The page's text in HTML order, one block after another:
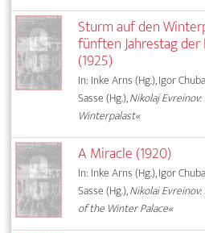
Sturm auf den
fünften Jahrestag
(1925)
In: Inke Arns (Hg.), Igor
Sasse (Hg.),Nikolaj
Winterpalast«
A Miracle (1920)
In: Inke Arns (Hg.), Igor
Sasse (Hg.),Nikolai
of the Winter Palace«